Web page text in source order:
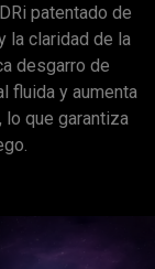
patentado de
la claridad de la
desgarro de
fluida y aumenta
lo que garantiza